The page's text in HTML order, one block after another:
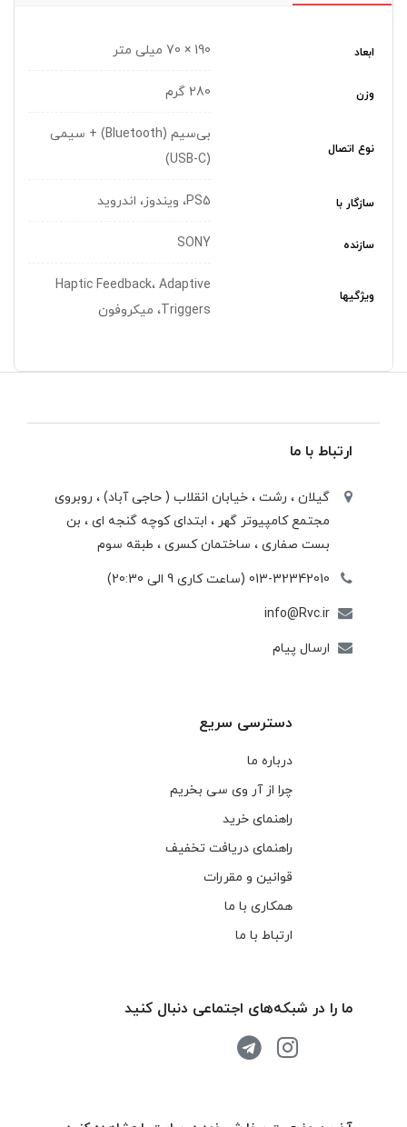
ابعاد 190 × 70 میلی متر
وزن 280 گرم
نوع اتصال
بی‌سیم (Bluetooth) + سیمی
(USB-C)
سازگار با PS5، ویندوز، اندروید
سازنده SONY
ویژگیها
Haptic Feedback، Adaptive
Triggers، میکروفون
ارتباط با ما
گیلان ، رشت ، خيابان انقلاب ( حاجی آباد) ، روبروی
مجتمع كامپيوتر گهر ، ابتدای كوچه گنجه ای ، بن
بست صفاری ، ساختمان كسری ، طبقه سوم
013-32342010 (ساعت کاری 9 الی 20:30)
info@Rvc.ir
ارسال پیام
دسترسی سریع
درباره ما
چرا از آر وی سی بخریم
راهنمای خرید
راهنمای دریافت تخفیف
قوانین و مقررات
همکاری با ما
ارتباط با ما
ما را در شبکه‌های اجتماعی دنبال کنید